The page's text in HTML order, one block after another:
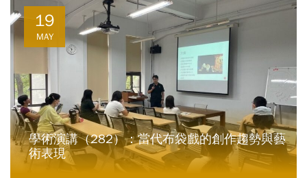
19
MAY
學術演講（282）：當代布袋戲的創作趨勢與藝
術表現